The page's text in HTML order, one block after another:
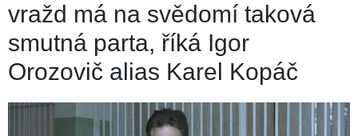
vražd má na svědomí taková
smutná parta, říká Igor
Orozovič alias Karel Kopáč